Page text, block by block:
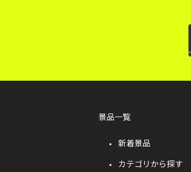
景品一覧
新着景品
カテゴリから探す